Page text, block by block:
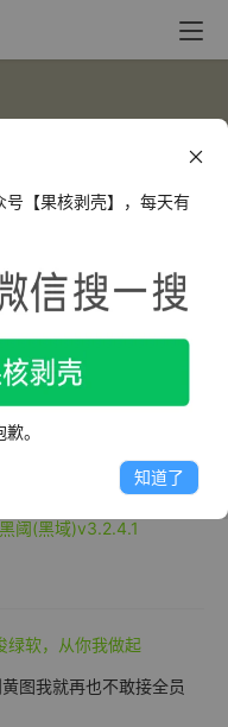
有留下～
阈(黑域)v3.2.4.1
绿软，从你我做起
图我就再也不敢接全员
【果核剥壳】，每天有
。
知道了